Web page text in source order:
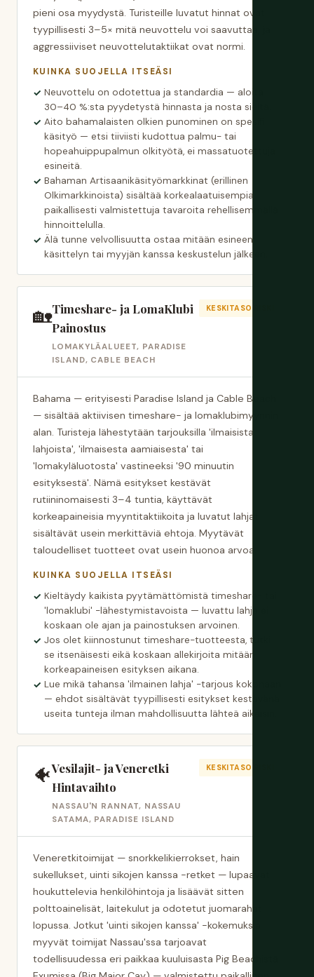
pieni osa myydystä. Turisteille luvatut hinnat ovat
tyypillisesti 3–5× mitä neuvottelu voi saavuttaa, ja
aggressiiviset neuvottelutaktiikat ovat normi.
KUINKA SUOJELLA ITSEÄSI
Neuvottelu on odotettua ja standardia — aloita
30–40 %:sta pyydetystä hinnasta ja nosta sieltä.
Aito bahamalaisten olkien punominen on spesifi
käsityö — etsi tiiviisti kudottua palmu- tai
hopeahuippupalmun olkityötä, ei massatuotettuja
esineitä.
Bahaman Artisaanikäsityömarkkinat (erillinen
Olkimarkkinoista) sisältää korkealaatuisempia
paikallisesti valmistettuja tavaroita rehellisemmällä
hinnoittelulla.
Älä tunne velvollisuutta ostaa mitään esineen
käsittelyn tai myyjän kanssa keskustelun jälkeen.
🏡Timeshare- ja LomaKlubi
Painostus
LOMAKYLÄALUEET, PARADISE
ISLAND, CABLE BEACH
KESKITASO RISKI
Bahama — erityisesti Paradise Island ja Cable Beach
— sisältää aktiivisen timeshare- ja lomaklubimyynnin
alan. Turisteja lähestytään tarjouksilla 'ilmaisista
lahjoista', 'ilmaisesta aamiaisesta' tai
'lomakyläluotosta' vastineeksi '90 minuutin
esityksestä'. Nämä esitykset kestävät
rutiininomaisesti 3–4 tuntia, käyttävät
korkeapaineisia myyntitaktiikoita ja luvatut lahjat
sisältävät usein merkittäviä ehtoja. Myytävät
taloudelliset tuotteet ovat usein huonoa arvoa.
KUINKA SUOJELLA ITSEÄSI
Kieltäydy kaikista pyytämättömistä timeshare- tai
'lomaklubi' -lähestymistavoista — luvattu lahja ei
koskaan ole ajan ja painostuksen arvoinen.
Jos olet kiinnostunut timeshare-tuotteesta, tutki
se itsenäisesti eikä koskaan allekirjoita mitään
korkeapaineisen esityksen aikana.
Lue mikä tahansa 'ilmainen lahja' -tarjous kokonaan
— ehdot sisältävät tyypillisesti esitykset kestävänä
useita tunteja ilman mahdollisuutta lähteä aikaisin.
🐠Vesilajit- ja Veneretki
Hintavaihto
NASSAU'N RANNAT, NASSAU
SATAMA, PARADISE ISLAND
KESKITASO RISKI
Veneretkitoimijat — snorkkelikierrokset, hain
sukellukset, uinti sikojen kanssa -retket — lupaavat
houkuttelevia henkilöhintoja ja lisäävät sitten
polttoainelisät, laitekulut ja odotetut juomarahat
lopussa. Jotkut 'uinti sikojen kanssa' -kokemuksia
myyvät toimijat Nassau'ssa tarjoavat
todellisuudessa eri paikkaa kuuluisasta Pig Beachistä